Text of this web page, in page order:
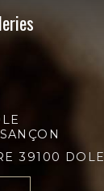
39100 DOLE